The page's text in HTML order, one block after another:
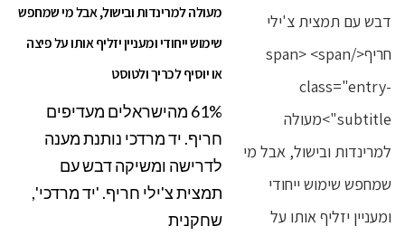
מעולה למרינדות ובישול, אבל מי שמחפש
שימוש ייחודי ומעניין יזליף אותו על פיצה
או יוסיף לכריך ולטוסט
61% מהישראלים מעדיפים
חריף. יד מרדכי נותנת מענה
לדרישה ומשיקה דבש עם
תמצית צ'ילי חריף. 'יד מרדכי',
שחקנית